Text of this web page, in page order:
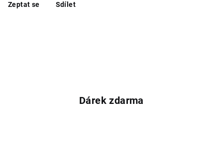
Zeptat se Sdílet
Dárek zdarma